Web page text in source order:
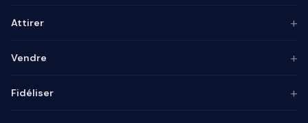
Attirer +
Marketing de contenu
Agence GEO
Vendre +
Alignement mktg-vente
Fidéliser +